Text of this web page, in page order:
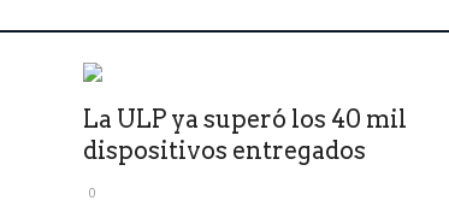
La ULP ya superó los 40 mil
dispositivos entregados
0